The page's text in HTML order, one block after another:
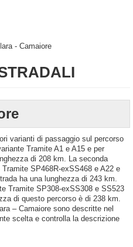
- Camaiore
varianti di passaggio sul percorso
Tramite A1 e A15 e per
di 208 km. La seconda
SP468R-exSS468 e A22 e
ha una lunghezza di 243 km.
Tramite SP308-exSS308 e SS523
di questo percorso è di 238 km.
– Camaiore sono descritte nel
scelta e controlla la descrizione